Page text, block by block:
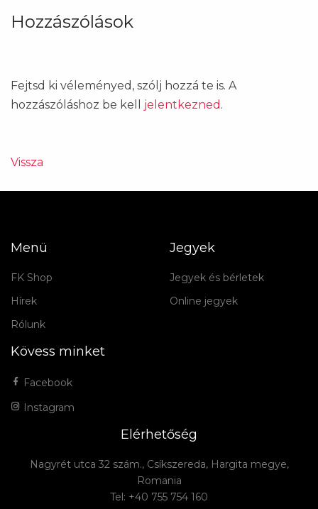
Hozzászólások
Fejtsd ki véleményed, szólj hozzá te is. A
hozzászóláshoz be kell jelentkezned .
Vissza
Menü
FK Shop
Hírek
Rólunk
Jegyek
Jegyek és bérletek
Online jegyek
Kövess minket
Facebook
Instagram
Elérhetőség
Nagyrét utca 32 szám., Csíkszereda, Hargita megye,
Romania
Tel: +40 755 754 160